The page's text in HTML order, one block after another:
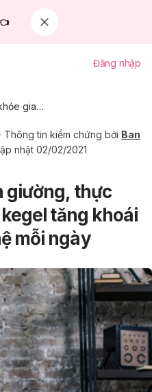
Đăng nhập
Chăm sóc sức khỏe gia đình
Thông tin kiểm chứng bởi Ban
nhật 02/02/2021
giường, thực
tăng khoái
mỗi ngày